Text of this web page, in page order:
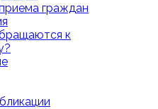
граждан
к